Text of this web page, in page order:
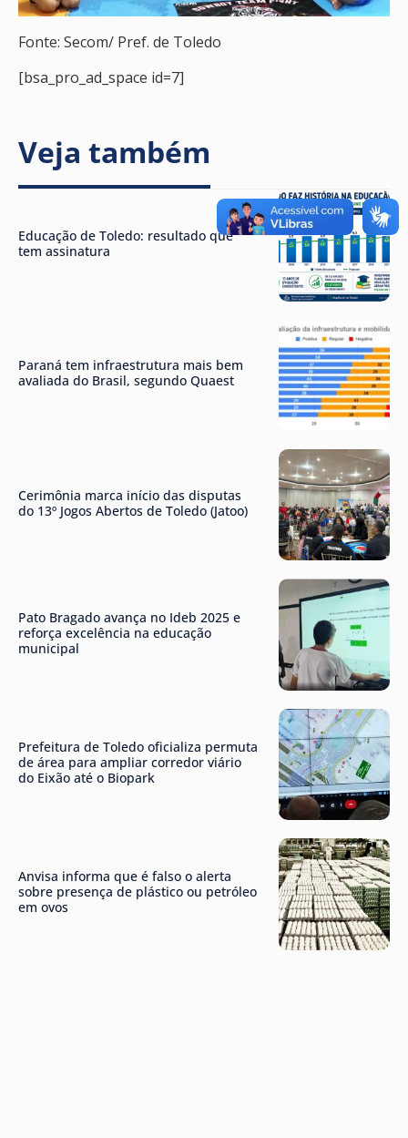
Fonte: Secom/ Pref. de Toledo
[bsa_pro_ad_space id=7]
Veja também
Educação de Toledo: resultado que
tem assinatura
Paraná tem infraestrutura mais bem
avaliada do Brasil, segundo Quaest
Cerimônia marca início das disputas
do 13º Jogos Abertos de Toledo (Jatoo)
Pato Bragado avança no Ideb 2025 e
reforça excelência na educação
municipal
Prefeitura de Toledo oficializa permuta
de área para ampliar corredor viário
do Eixão até o Biopark
Anvisa informa que é falso o alerta
sobre presença de plástico ou petróleo
em ovos